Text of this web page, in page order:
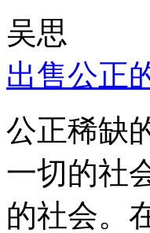
吴思
出售公正
公正稀缺
一切的社
的社会。